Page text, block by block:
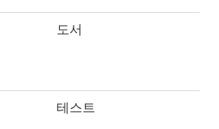
도서
테스트